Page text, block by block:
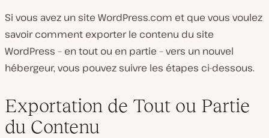
Si vous avez un site WordPress.com et que vous voulez
savoir comment exporter le contenu du site
WordPress – en tout ou en partie – vers un nouvel
hébergeur, vous pouvez suivre les étapes ci-dessous.
Exportation de Tout ou Partie
du Contenu